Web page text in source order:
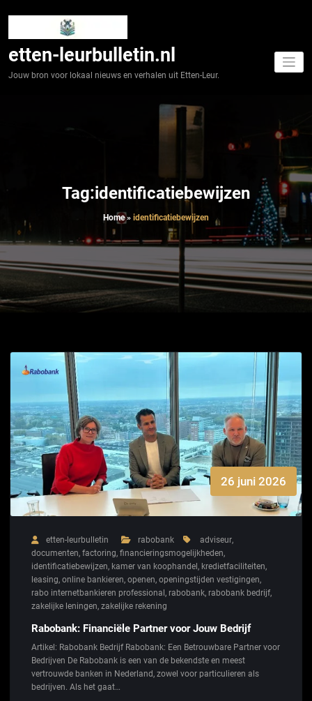
etten-leurbulletin.nl
Jouw bron voor lokaal nieuws en verhalen uit Etten-Leur.
Tag:identificatiebewijzen
Home» identificatiebewijzen
26 juni 2026
etten-leurbulletin rabobank adviseur,
documenten, factoring, financieringsmogelijkheden,
identificatiebewijzen, kamer van koophandel , kredietfaciliteiten,
leasing, online bankieren, openen, openingstijden vestigingen,
rabo internetbankieren professional , rabobank, rabobank bedrijf,
zakelijke leningen, zakelijke rekening
Rabobank: Financiële Partner voor Jouw Bedrijf
Artikel: Rabobank Bedrijf Rabobank: Een Betrouwbare Partner voor
Bedrijven De Rabobank is een van de bekendste en meest
vertrouwde banken in Nederland, zowel voor particulieren als
bedrijven. Als het gaat…